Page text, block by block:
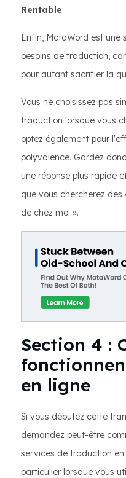
Rentable
Enfin, MotaWord est une
besoins de traduction,
pour autant sacrifier la
Vous ne choisissez pas
traduction lorsque vous
optez également pour
polyvalence. Gardez
une réponse plus rapide
que vous chercherez
de chez moi ».
Section 4 :
en ligne
Si vous débutez cette
demandez peut-être
services de traduction
particulier lorsque vous